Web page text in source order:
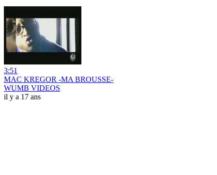
3:51
MAC KREGOR -MA BROUSSE-
WUMB VIDEOS
il y a 17 ans